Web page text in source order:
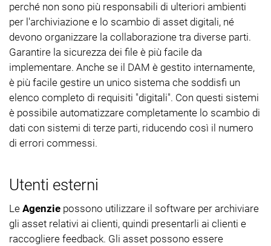
perché non sono più responsabili di ulteriori ambienti
per l'archiviazione e lo scambio di asset digitali, né
devono organizzare la collaborazione tra diverse parti.
Garantire la sicurezza dei file è più facile da
implementare. Anche se il DAM è gestito internamente,
è più facile gestire un unico sistema che soddisfi un
elenco completo di requisiti "digitali". Con questi sistemi
è possibile automatizzare completamente lo scambio di
dati con sistemi di terze parti, riducendo così il numero
di errori commessi.
Utenti esterni
Le Agenzie possono utilizzare il software per archiviare
gli asset relativi ai clienti, quindi presentarli ai clienti e
raccogliere feedback. Gli asset possono essere